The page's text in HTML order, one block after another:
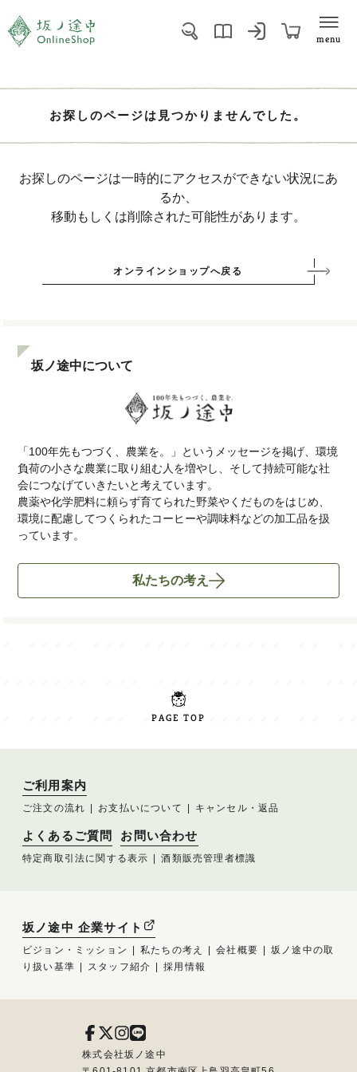
menu
お探しのページは見つかりませんでした。
お探しのページは一時的にアクセスができない状況にあ
るか、
移動もしくは削除された可能性があります。
オンラインショップへ戻る
坂ノ途中について
「100年先もつづく、農業を。」というメッセージを掲げ、環境
負荷の小さな農業に取り組む人を増やし、そして持続可能な社
会につなげていきたいと考えています。
農薬や化学肥料に頼らず育てられた野菜やくだものをはじめ、
環境に配慮してつくられたコーヒーや調味料などの加工品を扱
っています。
私たちの考え
PAGE TOP
ご利用案内
ご注文の流れ お支払いについて キャンセル・返品
よくあるご質問 お問い合わせ
特定商取引法に関する表示 酒類販売管理者標識
坂ノ途中 企業サイト
ビジョン・ミッション 私たちの考え 会社概要
坂ノ途中の取
り扱い基準
スタッフ紹介 採用情報
株式会社坂ノ途中